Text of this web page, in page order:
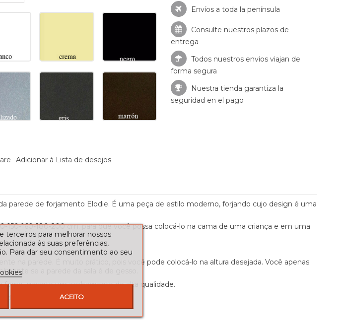
Adicionar à Lista de desejos
Envíos a toda la península
Consulte nuestros plazos de
entrega
Todos nuestros envios viajan de
forma segura
Nuestra tienda garantiza la
seguridad en el pago
parede de forjamento Elodie. É uma peça de estilo moderno, forjando cujo design é uma
160-180-200 cm. para que você possa colocá-lo na cama de uma criança e em uma
na parede. É muito prático, pois você pode colocá-lo na altura desejada. Você apenas
se a parede da sala é de gesso.
garante um acabamento de alta qualidade.
do colchão:
terceiros para melhorar nossos
às suas preferências,
Para dar seu consentimento ao seu
ACEITO